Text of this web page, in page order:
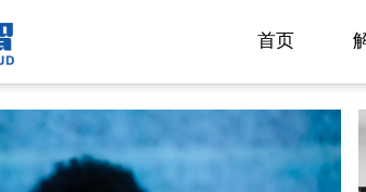
首页